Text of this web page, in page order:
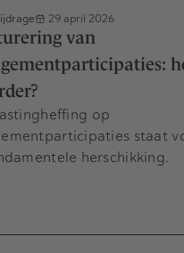
29 april 2026
van
op
staat
herschikking.